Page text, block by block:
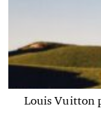
Louis Vuitton